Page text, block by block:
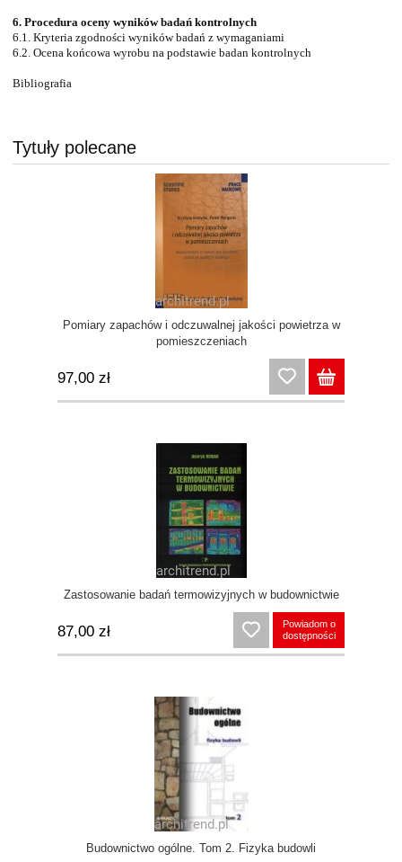
6. Procedura oceny wyników badań kontrolnych
6.1. Kryteria zgodności wyników badań z wymaganiami
6.2. Ocena końcowa wyrobu na podstawie badan kontrolnych
Bibliografia
Tytuły polecane
Pomiary zapachów i odczuwalnej jakości powietrza w
pomieszczeniach
97,00 zł
Zastosowanie badań termowizyjnych w budownictwie
87,00 zł
Powiadom o
dostępności
Budownictwo ogólne. Tom 2. Fizyka budowli